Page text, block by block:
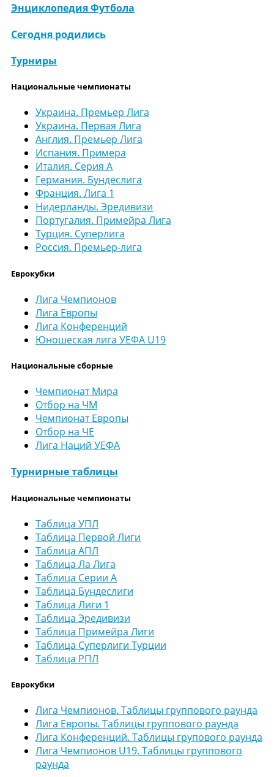
Энциклопедия Футбола
Сегодня родились
Турниры
Национальные чемпионаты
Украина. Премьер Лига
Украина. Первая Лига
Англия. Премьер Лига
Испания. Примера
Италия. Серия А
Германия. Бундеслига
Франция. Лига 1
Нидерланды. Эредивизи
Португалия. Примейра Лига
Турция. Суперлига
Россия. Премьер-лига
Еврокубки
Лига Чемпионов
Лига Европы
Лига Конференций
Юношеская лига УЕФА U19
Национальные сборные
Чемпионат Мира
Отбор на ЧМ
Чемпионат Европы
Отбор на ЧЕ
Лига Наций УЕФА
Турнирные таблицы
Национальные чемпионаты
Таблица УПЛ
Таблица Первой Лиги
Таблица АПЛ
Таблица Ла Лига
Таблица Серии А
Таблица Бундеслиги
Таблица Лиги 1
Таблица Эредивизи
Таблица Примейра Лиги
Таблица Суперлиги Турции
Таблица РПЛ
Еврокубки
Лига Чемпионов. Таблицы группового раунда
Лига Европы. Таблицы группового раунда
Лига Конференций. Таблицы групового раунда
Лига Чемпионов U19. Таблицы группового
раунда